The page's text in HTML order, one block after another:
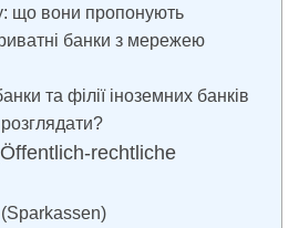
що вони пропонують
банки з мережею
та філії іноземних банків
rechtliche